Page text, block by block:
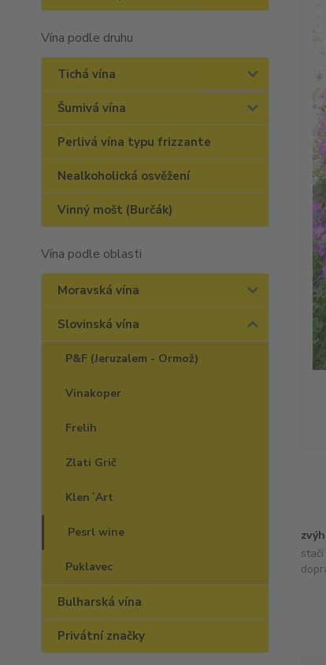
Vína podle druhu
Tichá vína
Šumivá vína
Perlivá vína typu frizzante
Nealkoholická osvěžení
Vinný mošt (Burčák)
Vína podle oblasti
Moravská vína
Slovinská vína
P&F (Jeruzalem - Ormož)
Vinakoper
Frelih
Zlati Grič
Klen´Art
Pesrl wine
Puklavec
Bulharská vína
Privátní značky